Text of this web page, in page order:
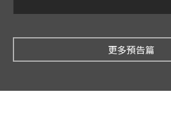
更多預告篇